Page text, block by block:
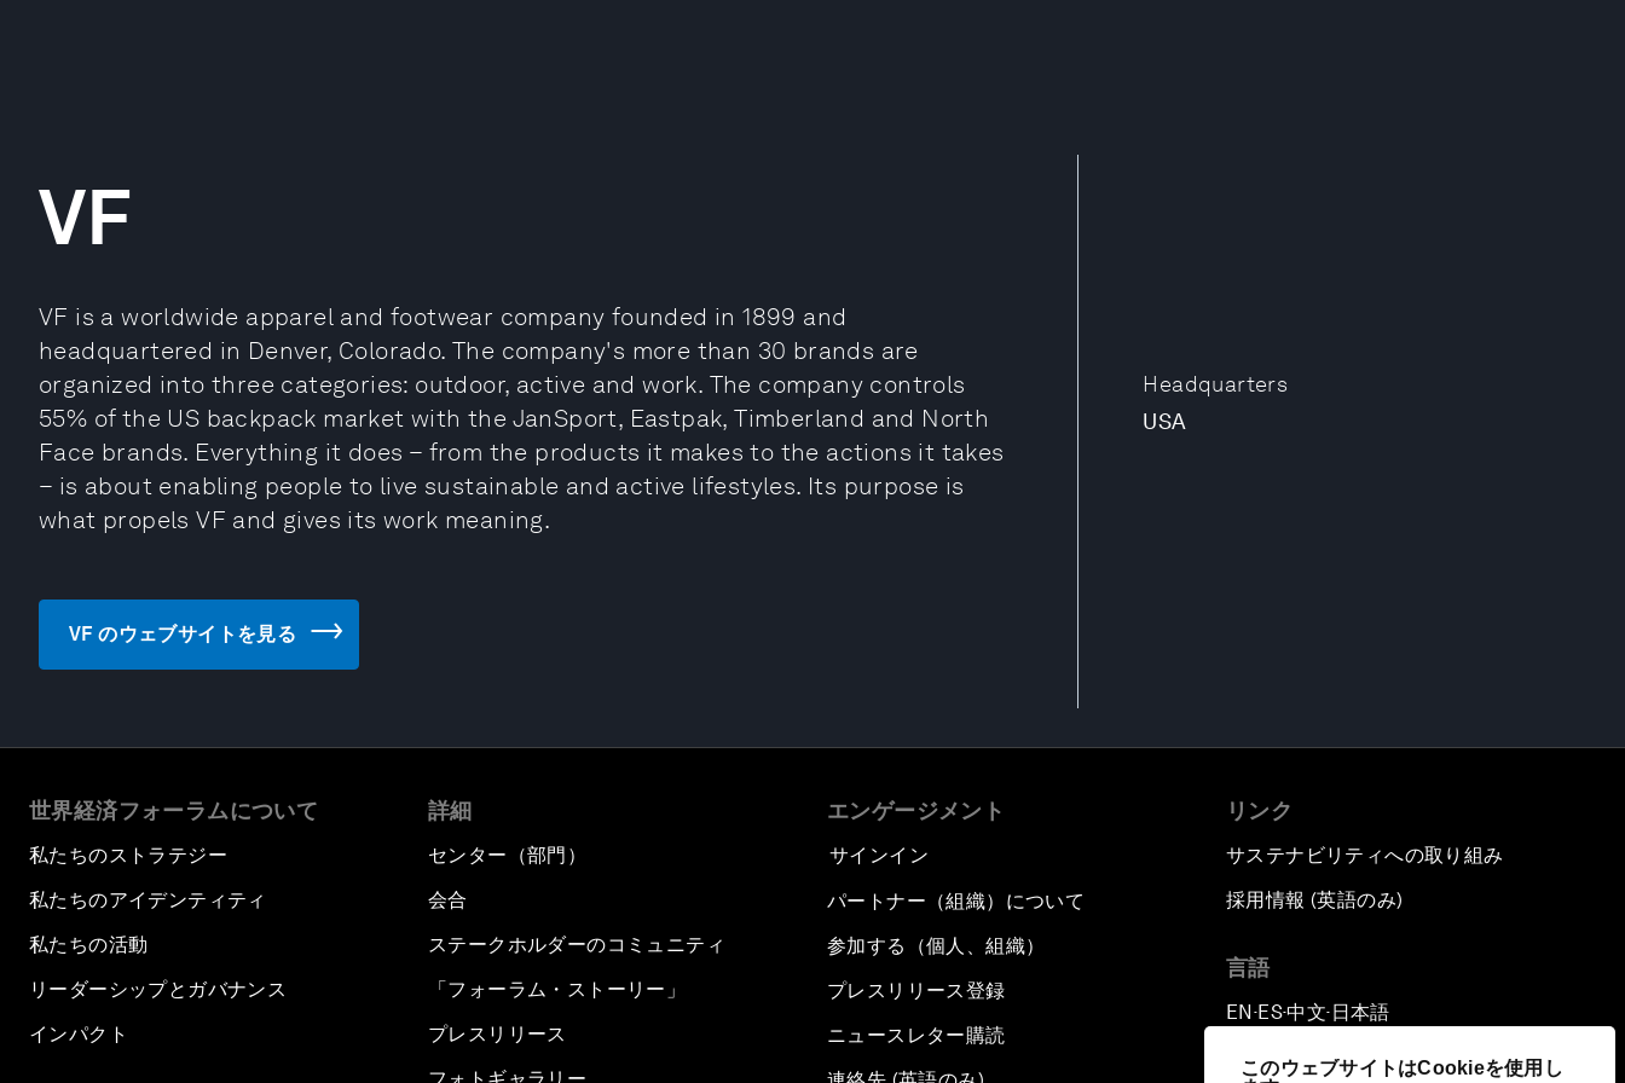
このウェブサイトはCookieを使用し
Headquarters
USA
VF
VF is a worldwide apparel and footwear company founded in 1899 and
headquartered in Denver, Colorado. The company's more than 30 brands are
organized into three categories: outdoor, active and work. The company controls
55% of the US backpack market with the JanSport, Eastpak, Timberland and North
Face brands. Everything it does – from the products it makes to the actions it takes
– is about enabling people to live sustainable and active lifestyles. Its purpose is
what propels VF and gives its work meaning.
VF のウェブサイトを見る
世界経済フォーラムについて
私たちのストラテジー
私たちのアイデンティティ
私たちの活動
リーダーシップとガバナンス
インパクト
詳細
センター（部門）
会合
ステークホルダーのコミュニティ
「フォーラム・ストーリー」
プレスリリース
エンゲージメント
サインイン
パートナー（組織）について
参加する（個人、組織）
プレスリリース登録
ニュースレター購読
リンク
サステナビリティへの取り組み
採用情報 (英語のみ)
言語
EN ▪ES▪中文▪ 日本語